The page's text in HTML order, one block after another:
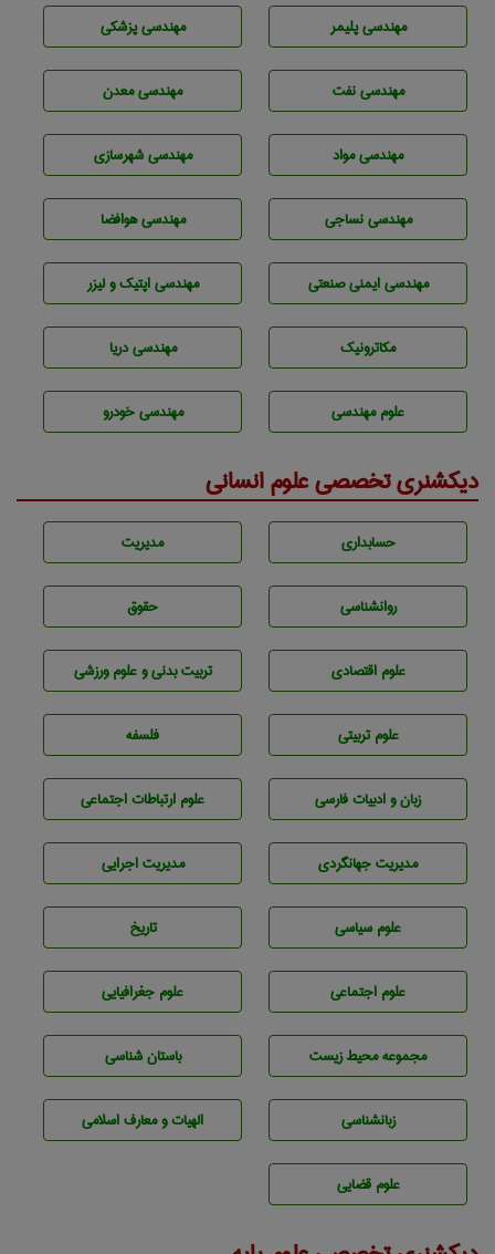
مهندسی پليمر مهندسی پزشکی
مهندسی نفت مهندسی معدن
مهندسی مواد مهندسی شهرسازی
مهندسي نساجی مهندسی هوافضا
مهندسی ایمنی صنعتی مهندسی اپتیک و لیزر
مکاترونیک مهندسی دریا
علوم مهندسی مهندسی خودرو
دیکشنری تخصصی علوم انسانی
حسابداری مديريت
روانشناسی حقوق
علوم اقتصادی تربيت بدنی و علوم ورزشی
علوم تربيتی فلسفه
زبان و ادبيات فارسی علوم ارتباطات اجتماعی
مديريت جهانگردی مديريت اجرايی
علوم سياسی تاريخ
علوم اجتماعی علوم جغرافيايی
مجموعه محيط زيست باستان شناسی
زبانشناسی الهیات و معارف اسلامی
علوم قضایی